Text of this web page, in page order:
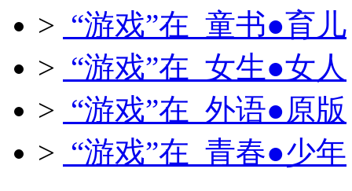
> “游戏”在 童书●育儿
> “游戏”在 女生●女人
> “游戏”在 外语●原版
> “游戏”在 青春●少年